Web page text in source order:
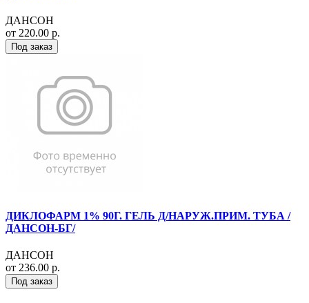
ДАНСОН
от 220.00 р.
Под заказ
ДИКЛОФАРМ 1% 90Г. ГЕЛЬ Д/НАРУЖ.ПРИМ. ТУБА /
ДАНСОН-БГ/
ДАНСОН
от 236.00 р.
Под заказ